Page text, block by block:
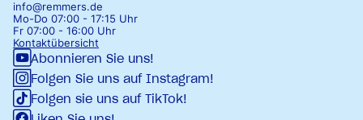
info@remmers.de
Mo-Do 07:00 - 17:15 Uhr
Fr 07:00 - 16:00 Uhr
Kontaktübersicht
Abonnieren Sie uns!
Folgen Sie uns auf Instagram!
Folgen sie uns auf TikTok!